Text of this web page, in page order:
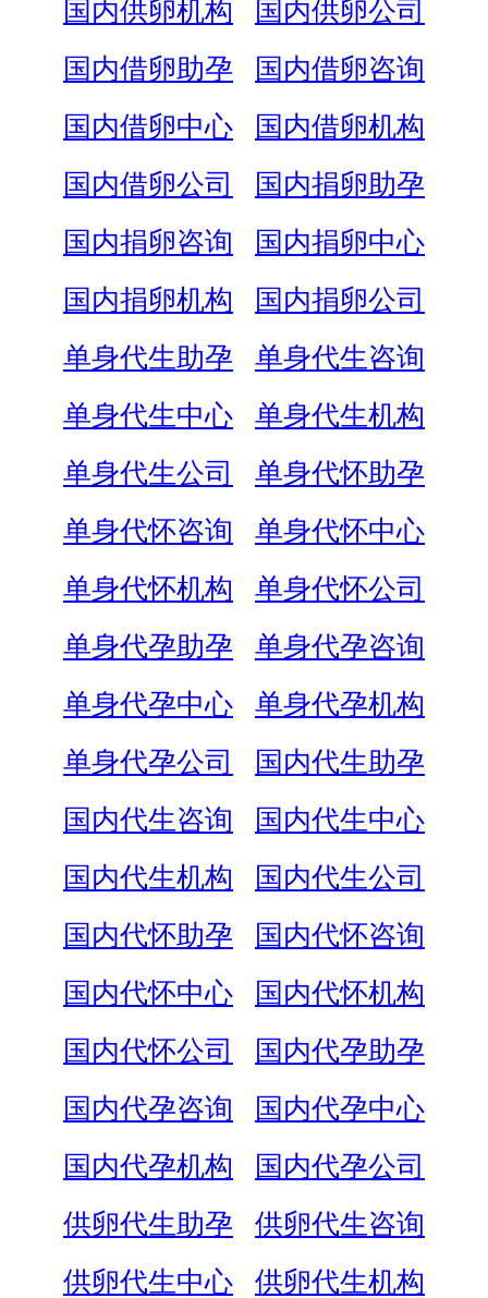
国内供卵机构
国内供卵公司
国内借卵助孕
国内借卵咨询
国内借卵中心
国内借卵机构
国内借卵公司
国内捐卵助孕
国内捐卵咨询
国内捐卵中心
国内捐卵机构
国内捐卵公司
单身代生助孕
单身代生咨询
单身代生中心
单身代生机构
单身代生公司
单身代怀助孕
单身代怀咨询
单身代怀中心
单身代怀机构
单身代怀公司
单身代孕助孕
单身代孕咨询
单身代孕中心
单身代孕机构
单身代孕公司
国内代生助孕
国内代生咨询
国内代生中心
国内代生机构
国内代生公司
国内代怀助孕
国内代怀咨询
国内代怀中心
国内代怀机构
国内代怀公司
国内代孕助孕
国内代孕咨询
国内代孕中心
国内代孕机构
国内代孕公司
供卵代生助孕
供卵代生咨询
供卵代生中心
供卵代生机构